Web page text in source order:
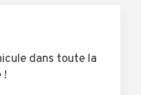
dans toute la
!